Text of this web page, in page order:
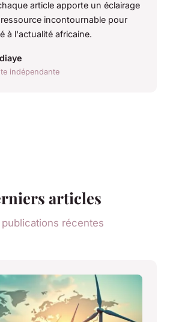
article apporte un éclairage
incontournable pour
à l'actualité africaine.
indépendante
articles
récentes